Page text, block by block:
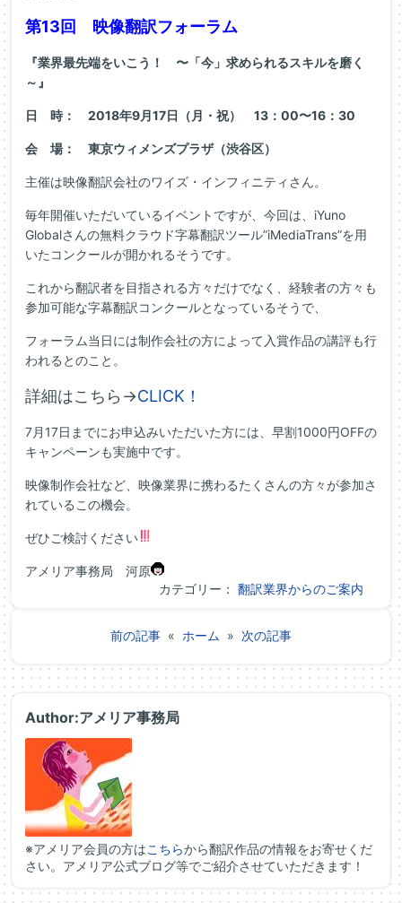
第13回 映像翻訳フォーラム
『業界最先端をいこう！ 〜「今」求められるスキルを磨く
～』
日 時： 2018年9月17日（月・祝） 13：00〜16：30
会 場： 東京ウィメンズプラザ（渋谷区）
主催は映像翻訳会社のワイズ・インフィニティさん。
毎年開催いただいているイベントですが、今回は、iYuno
Globalさんの無料クラウド字幕翻訳ツール”iMediaTrans”を用
いたコンクールが開かれるそうです。
これから翻訳者を目指される方々だけでなく、経験者の方々も
参加可能な字幕翻訳コンクールとなっているそうで、
フォーラム当日には制作会社の方によって入賞作品の講評も行
われるとのこと。
詳細はこちら→CLICK！
7月17日までにお申込みいただいた方には、早割1000円OFFの
キャンペーンも実施中です。
映像制作会社など、映像業界に携わるたくさんの方々が参加さ
れているこの機会。
ぜひご検討ください
アメリア事務局 河原
カテゴリー： 翻訳業界からのご案内
前の記事 « ホーム » 次の記事
Author:アメリア事務局
※アメリア会員の方はこちらから翻訳作品の情報をお寄せくだ
さい。アメリア公式ブログ等でご紹介させていただきます！